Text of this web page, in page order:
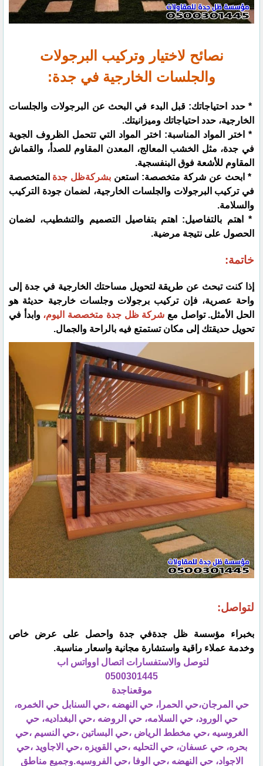
نصائح لاختيار وتركيب البرجولات
والجلسات الخارجية في جدة:
* حدد احتياجاتك: قبل البدء في البحث عن البرجولات والجلسات
الخارجية، حدد احتياجاتك وميزانيتك.
* اختر المواد المناسبة: اختر المواد التي تتحمل الظروف الجوية
في جدة، مثل الخشب المعالج، المعدن المقاوم للصدأ، والقماش
المقاوم للأشعة فوق البنفسجية.
* ابحث عن شركة متخصصة: استعن بشركةظل جدة المتخصصة
في تركيب البرجولات والجلسات الخارجية، لضمان جودة التركيب
والسلامة.
* اهتم بالتفاصيل: اهتم بتفاصيل التصميم والتشطيب، لضمان
الحصول على نتيجة مرضية.
خاتمة:
إذا كنت تبحث عن طريقة لتحويل مساحتك الخارجية في جدة إلى
واحة عصرية، فإن تركيب برجولات وجلسات خارجية حديثة هو
الحل الأمثل. تواصل مع شركة ظل جدة متخصصة اليوم، وابدأ في
تحويل حديقتك إلى مكان تستمتع فيه بالراحة والجمال.
لتواصل:
بخبراء مؤسسة ظل جدةفي جدة واحصل على عرض خاص
وخدمة عملاء راقية واستشارة مجانية واسعار مناسبة.
لتوصل والاستفسارات اتصال اوواتس اب
0500301445
موقعناجدة
حي المرجان،حي الحمرا، حي النهضه ،حي السنابل حي الخمره،
حي الورود، حي السلامه، حي الروضه ،حي البغداديه، حي
الغروسيه ،حي مخطط الرياض ،حي البساتين ،حي النسيم ،حي
بحره، حي عسفان، حي التحليه ،حي القويزه ،حي الاجاويد ،حي
الاجواد، حي النهضه ،حي الوفا ،حي الفروسيه.وجميع مناطق